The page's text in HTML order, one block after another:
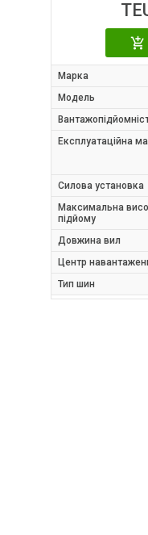
Марка
Модель
Експлуатаційна
Силова установка
Максимальна
підйому
Довжина вил
Центр
Тип шин